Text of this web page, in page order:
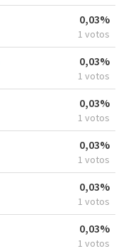
0,03%
1 votos
0,03%
1 votos
0,03%
1 votos
0,03%
1 votos
0,03%
1 votos
0,03%
1 votos